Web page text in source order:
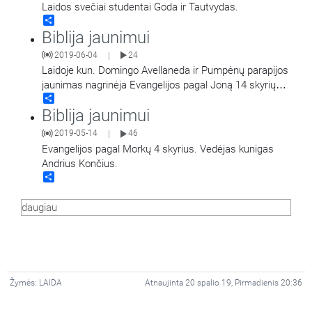
Laidos svečiai studentai Goda ir Tautvydas.
Biblija jaunimui
2019-06-04 | 24
Laidoje kun. Domingo Avellaneda ir Pumpėnų parapijos
jaunimas nagrinėja Evangelijos pagal Joną 14 skyrių
apie Šventosios Dvasios atsiuntimą.
Biblija jaunimui
2019-05-14 46
Evangelijos pagal Morkų 4 skyrius. Vedėjas kunigas
Andrius Končius.
daugiau
Žymės: LAIDA Atnaujinta 20 spalio 19, Pirmadienis 20:36